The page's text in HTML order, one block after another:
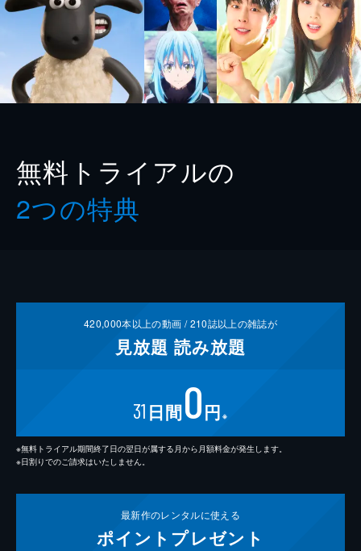
無料トライアルの
2つの特典
420,000本以上の動画 /210誌以上の雑誌が
見放題 読み放題
31 日間0円 ※
※無料トライアル期間終了日の翌日が属する月から月額料金が発生します。
※日割りでのご請求はいたしません。
最新作のレンタルに使える
ポイント プレゼント